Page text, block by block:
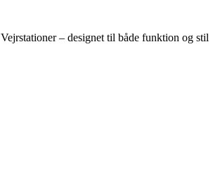
Vejrstationer – designet til både funktion og stil